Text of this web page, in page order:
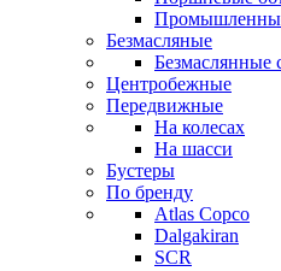
Безмасляные
Безмаслянные
Центробежные
Передвижные
На колесах
На шасси
Бустеры
По бренду
Atlas Copco
Dalgakiran
SCR